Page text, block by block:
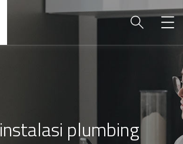
instalasi plumbing